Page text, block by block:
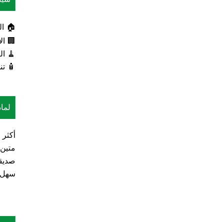
🏠
🏢
🧹
🧴
سهل